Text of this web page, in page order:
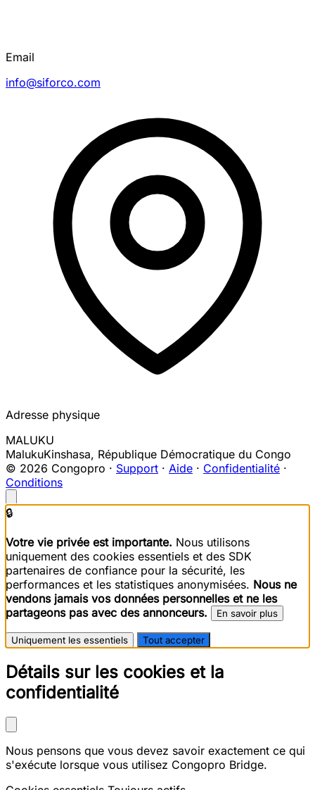
Email
info@siforco.com
Adresse physique
MALUKU
MalukuKinshasa, République Démocratique du Congo
© 2026 Congopro · Support · Aide · Confidentialité ·
Conditions
🔒
Votre vie privée est importante. Nous utilisons
uniquement des cookies essentiels et des SDK
partenaires de confiance pour la sécurité, les
performances et les statistiques anonymisées. Nous ne
vendons jamais vos données personnelles et ne les
partageons pas avec des annonceurs.
En savoir plus
Uniquement les essentiels Tout accepter
Détails sur les cookies et la
confidentialité
Nous pensons que vous devez savoir exactement ce qui
s'exécute lorsque vous utilisez Congopro Bridge.